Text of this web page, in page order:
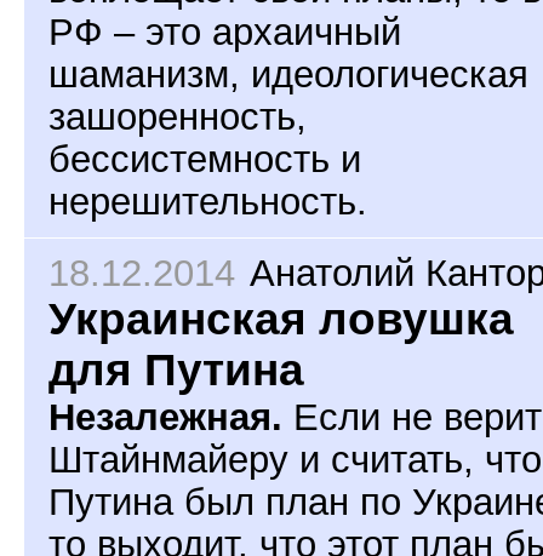
РФ – это архаичный
шаманизм, идеологическая
зашоренность,
бессистемность и
нерешительность.
18.12.2014 Анатолий
Украинская ловушка
для Путина
Незалежная. Если не
Штайнмайеру и считать,
Путина был план по
то выходит, что этот план